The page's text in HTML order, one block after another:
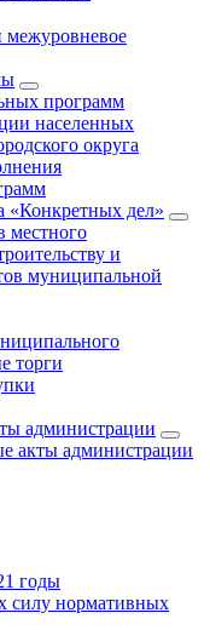
программ
населенных
округа
«Конкретных дел»
местного
и
муниципальной
торги
администрации
акты администрации
годы
силу нормативных